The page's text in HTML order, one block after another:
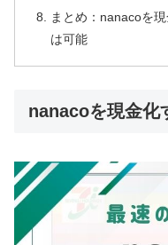
まとめ：nanacoを
は可能
nanacoを現金化